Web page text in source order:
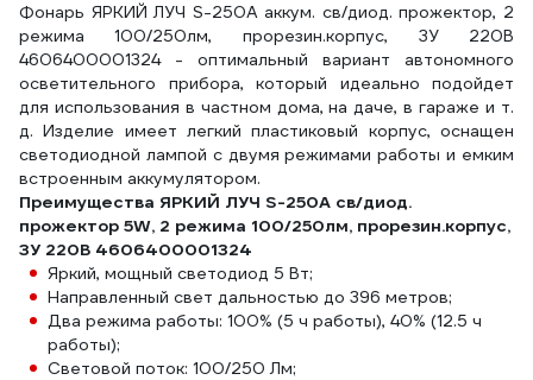
Фонарь ЯРКИЙ ЛУЧ S-250A аккум. св/диод. прожектор, 2
режима 100/250лм, прорезин.корпус, ЗУ 220В
4606400001324 - оптимальный вариант автономного
осветительного прибора, который идеально подойдет
для использования в частном дома, на даче, в гараже и т.
д. Изделие имеет легкий пластиковый корпус, оснащен
светодиодной лампой с двумя режимами работы и емким
встроенным аккумулятором.
Преимущества ЯРКИЙ ЛУЧ S-250A св/диод.
прожектор 5W, 2 режима 100/250лм, прорезин.корпус,
ЗУ 220В 4606400001324
Яркий, мощный светодиод 5 Вт;
Направленный свет дальностью до 396 метров;
Два режима работы: 100% (5 ч работы), 40% (12.5 ч
работы);
Световой поток: 100/250 Лм;